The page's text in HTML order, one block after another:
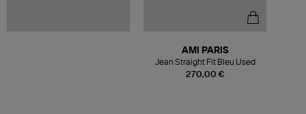
270,00 €
AMI PARIS
Jean Straight Fit Bleu Used